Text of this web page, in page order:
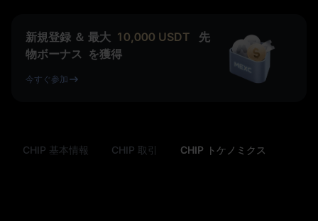
新規登録 ＆ 最大 10,000 USDT
先
物ボーナス を獲得
今すぐ参加
CHIP 基本情報 CHIP 取引 CHIP トケノミクス